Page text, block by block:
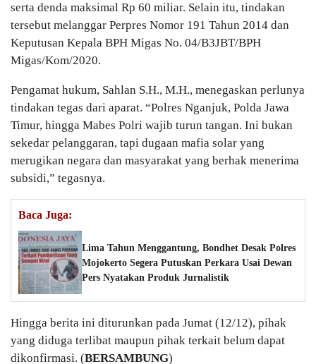
serta denda maksimal Rp 60 miliar. Selain itu, tindakan
tersebut melanggar Perpres Nomor 191 Tahun 2014 dan
Keputusan Kepala BPH Migas No. 04/B3JBT/BPH
Migas/Kom/2020.
Pengamat hukum, Sahlan S.H., M.H., menegaskan perlunya
tindakan tegas dari aparat. “Polres Nganjuk, Polda Jawa
Timur, hingga Mabes Polri wajib turun tangan. Ini bukan
sekedar pelanggaran, tapi dugaan mafia solar yang
merugikan negara dan masyarakat yang berhak menerima
subsidi,” tegasnya.
Baca Juga:
Lima Tahun Menggantung, Bondhet Desak Polres
Mojokerto Segera Putuskan Perkara Usai Dewan
Pers Nyatakan Produk Jurnalistik
Hingga berita ini diturunkan pada Jumat (12/12), pihak
yang diduga terlibat maupun pihak terkait belum dapat
dikonfirmasi. (BERSAMBUNG)